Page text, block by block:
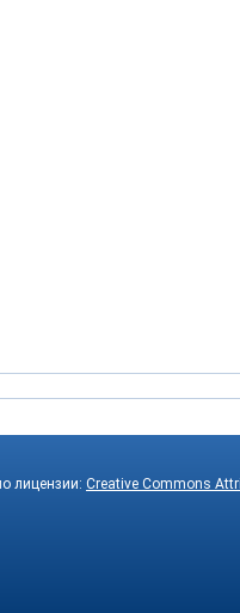
лицензии: Creative Commons